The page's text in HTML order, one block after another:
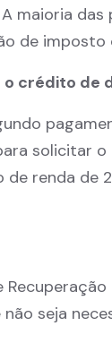
maioria
de imposto
crédito
solicitar
renda de
seja